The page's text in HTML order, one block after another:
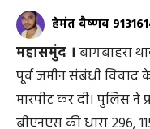
हेमंत वैष्णव
महासमुंद । बागबाहरा
पूर्व जमीन संबंधी विवाद
मारपीट कर दी। पुलिस ने
बीएनएस की धारा 296,